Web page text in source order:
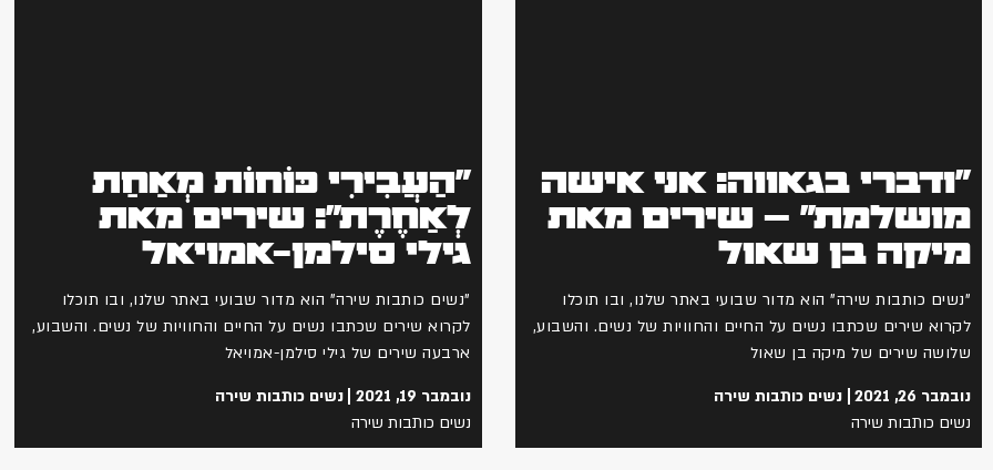
"ודברי בגאווה: אני אישה
מושלמת" – שירים מאת
מיקה בן שאול
"נשים כותבות שירה" הוא מדור שבועי באתר שלנו, ובו תוכלו
לקרוא שירים שכתבו נשים על החיים והחוויות של נשים. והשבוע,
שלושה שירים של מיקה בן שאול
נובמבר 26, 2021
נשים כותבות שירה
נשים כותבות שירה
"הַעֲבִירִי כּוֹחוֹת מְאַחַת
לְאַחֶרֶת": שירים מאת
גילי סילמן-אמויאל
"נשים כותבות שירה" הוא מדור שבועי באתר שלנו, ובו תוכלו
לקרוא שירים שכתבו נשים על החיים והחוויות של נשים. והשבוע,
ארבעה שירים של גילי סילמן-אמויאל
נובמבר 19, 2021
נשים כותבות שירה
נשים כותבות שירה